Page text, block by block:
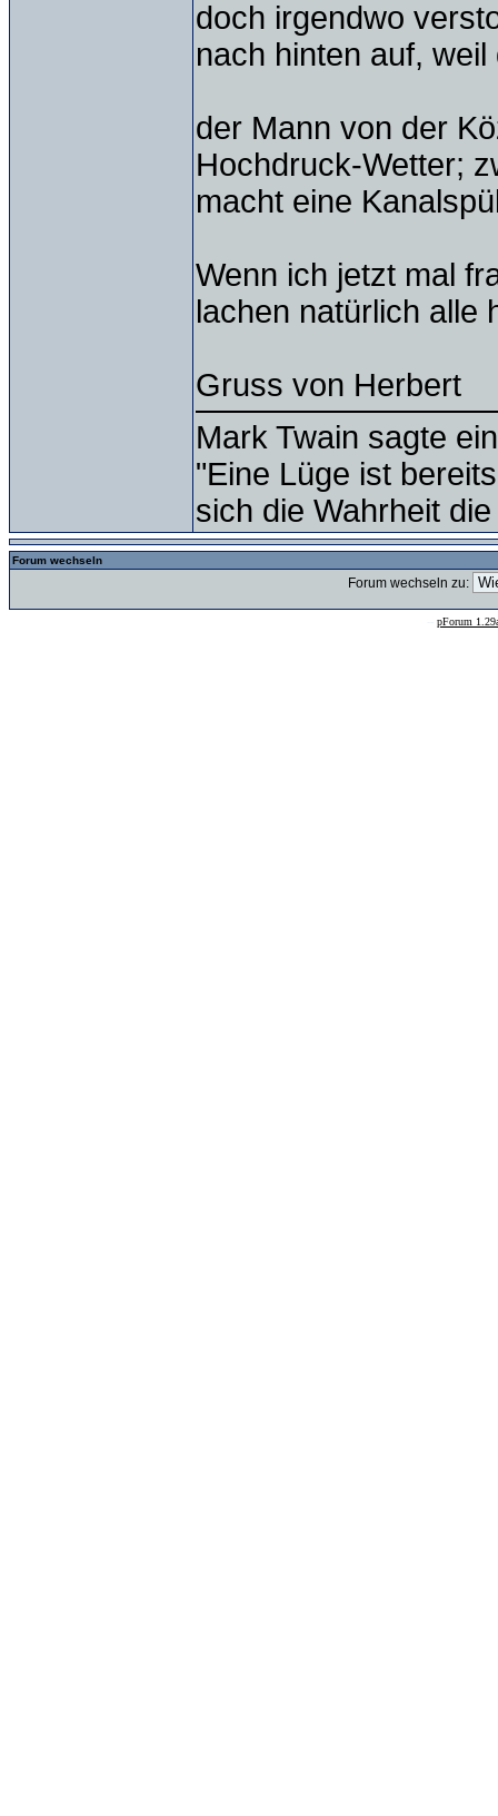
doch irgendwo
nach hinten auf,
der Mann von der
Hochdruck-Wetter;
macht eine
Wenn ich jetzt mal
lachen natürlich alle
Gruss von Herbert
Mark Twain sagte
"Eine Lüge ist
sich die Wahrheit
Forum wechseln
Forum wechseln zu:
pForum